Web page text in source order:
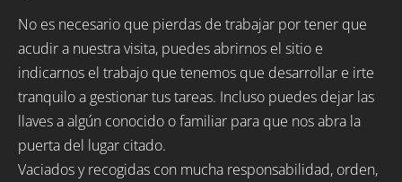
No es necesario que pierdas de trabajar por tener que
acudir a nuestra visita, puedes abrirnos el sitio e
indicarnos el trabajo que tenemos que desarrollar e irte
tranquilo a gestionar tus tareas. Incluso puedes dejar las
llaves a algún conocido o familiar para que nos abra la
puerta del lugar citado.
Vaciados y recogidas con mucha responsabilidad, orden,